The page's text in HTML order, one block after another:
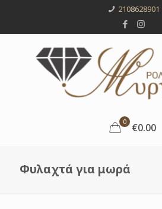
2108628901
0 €0.00
Φυλαχτά για μωρά